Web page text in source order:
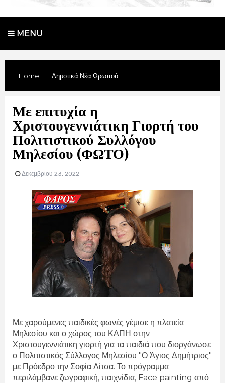
MENU
Home Δημοτικά Νέα Ωρωπού
Με επιτυχία η
Χριστουγεννιάτικη Γιορτή του
Πολιτιστικού Συλλόγου
Μηλεσίου (ΦΩΤΟ)
Δεκεμβρίου 23, 2022
Με χαρούμενες παιδικές φωνές γέμισε η πλατεία
Μηλεσίου και ο χώρος του ΚΑΠΗ στην
Χριστουγεννιάτικη γιορτή για τα παιδιά που διοργάνωσε
ο Πολιτιστικός Σύλλογος Μηλεσίου "Ο Άγιος Δημήτριος"
με Πρόεδρο την Σοφία Λίτσα. Το πρόγραμμα
περιλάμβανε ζωγραφική, παιχνίδια, Face painting από